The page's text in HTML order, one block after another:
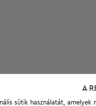
A
sütik használatát,